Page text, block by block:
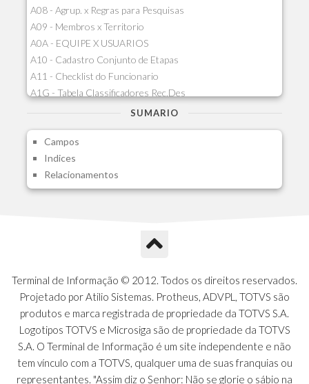
A08 - Agrup. x Regras para Pesquisas
A09 - Membros x Territorio
A0A - EQUIPE X USUARIOS
A10 - Cadastro Conjunto de Etapas
A11 - Checklist do Funcionario
A1G - Tabela Classificadores Rec.Des
A1H - Itens Tabela Classif.Rec.Desp.
A1J - Itens Aglutinadores Visao
A1N - Tipos de Card
A1O - Cards Dashboard
A1P - Tipos de Charts
A1S - Notificacoes do Vendedor
A1U - Intermediadores
A1V - Schemas - Gestao de Vendas
A1W - Campos do Schema
A1X - CFDI Complemento Carta Porte
A1Y - Carta Porte - Localizacoes
A1Z - Carta Porte - Operadores
A20 - Nota Explicativa - PCO
SUMARIO
Campos
Indices
Relacionamentos
Terminal de Informação © 2012. Todos os direitos reservados.
Projetado por Atilio Sistemas. Protheus, ADVPL, TOTVS são
produtos e marca registrada de propriedade da TOTVS S.A.
Logotipos TOTVS e Microsiga são de propriedade da TOTVS
S.A. O Terminal de Informação é um site independente e não
tem vínculo com a TOTVS, qualquer uma de suas franquias ou
representantes. "Assim diz o Senhor: Não se glorie o sábio na